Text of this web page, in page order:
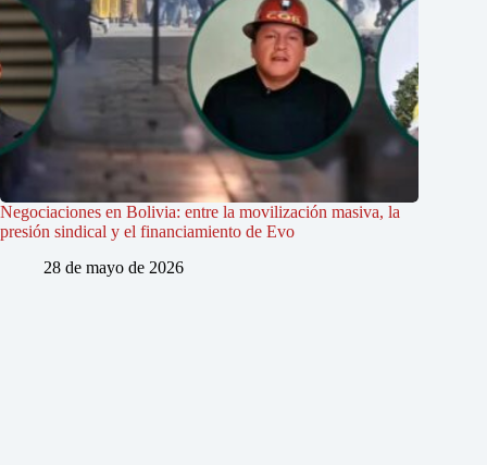
Negociaciones en Bolivia: entre la movilización masiva, la
presión sindical y el financiamiento de Evo
28 de mayo de 2026